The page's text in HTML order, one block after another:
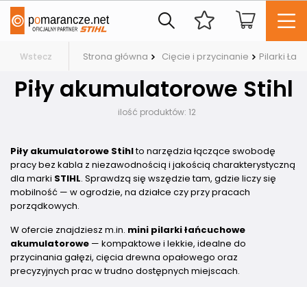
Wstecz Strona główna Cięcie i przycinanie Pilarki
Piły akumulatorowe Stihl
ilość produktów: 12
Piły akumulatorowe Stihlto narzędzia łączące swobodę
pracy bez kabla z niezawodnością i jakością charakterystyczną
dla marki STIHL. Sprawdzą się wszędzie tam, gdzie liczy się
mobilność — w ogrodzie, na działce czy przy pracach
porządkowych.
W ofercie znajdziesz m.in. mini pilarki łańcuchowe
akumulatorowe — kompaktowe i lekkie, idealne do
przycinania gałęzi, cięcia drewna opałowego oraz
precyzyjnych prac w trudno dostępnych miejscach.